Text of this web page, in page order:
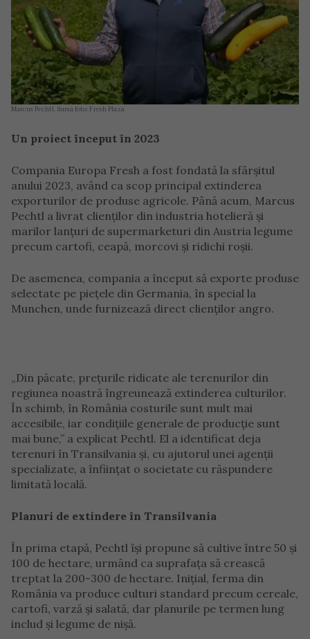
Marcus Pechtl. Sursa foto: Fresh Plaza
Un proiect început în 2023
Compania Europa Fresh a fost fondată la sfârșitul
anului 2023, având ca scop principal extinderea
exporturilor de produse agricole. Până acum, Marcus
Pechtl a livrat clienților din industria hotelieră și
marilor lanțuri de supermarketuri din Austria legume
precum cartofi, ceapă, morcovi și ridichi roșii.
De asemenea, compania a început să exporte produse
selectate pe piețele din Germania, în special la
Munchen, unde furnizează direct clienților angro.
„Din păcate, prețurile ridicate ale terenurilor din
regiunea noastră îngreunează extinderea culturilor.
În schimb, în România costurile sunt mult mai
accesibile, iar condițiile generale de producție sunt
mai bune,” a explicat Pechtl. El a identificat deja
terenuri în Transilvania și, cu ajutorul unei agenții
specializate, a înființat o societate cu răspundere
limitată locală.
Planuri de extindere în Transilvania
În prima etapă, Pechtl își propune să cultive între 50 și
100 de hectare, urmând ca suprafața să crească
treptat la 200-300 de hectare. Inițial, ferma din
România va produce culturi standard precum cereale,
cartofi, varză și salată, dar planurile pe termen lung
includ și legume de nișă.